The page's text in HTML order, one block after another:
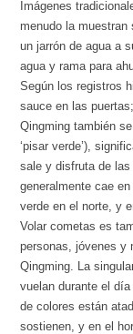
Imágenes
menudo la
un jarrón de agua a
agua y rama para
Según los registros
sauce en las
Qingming también
‘pisar verde’),
sale y disfruta de
generalmente cae
verde en el norte, y
Volar cometas es
personas, jóvenes y
Qingming. La
vuelan durante el
de colores están
sostienen, y en el